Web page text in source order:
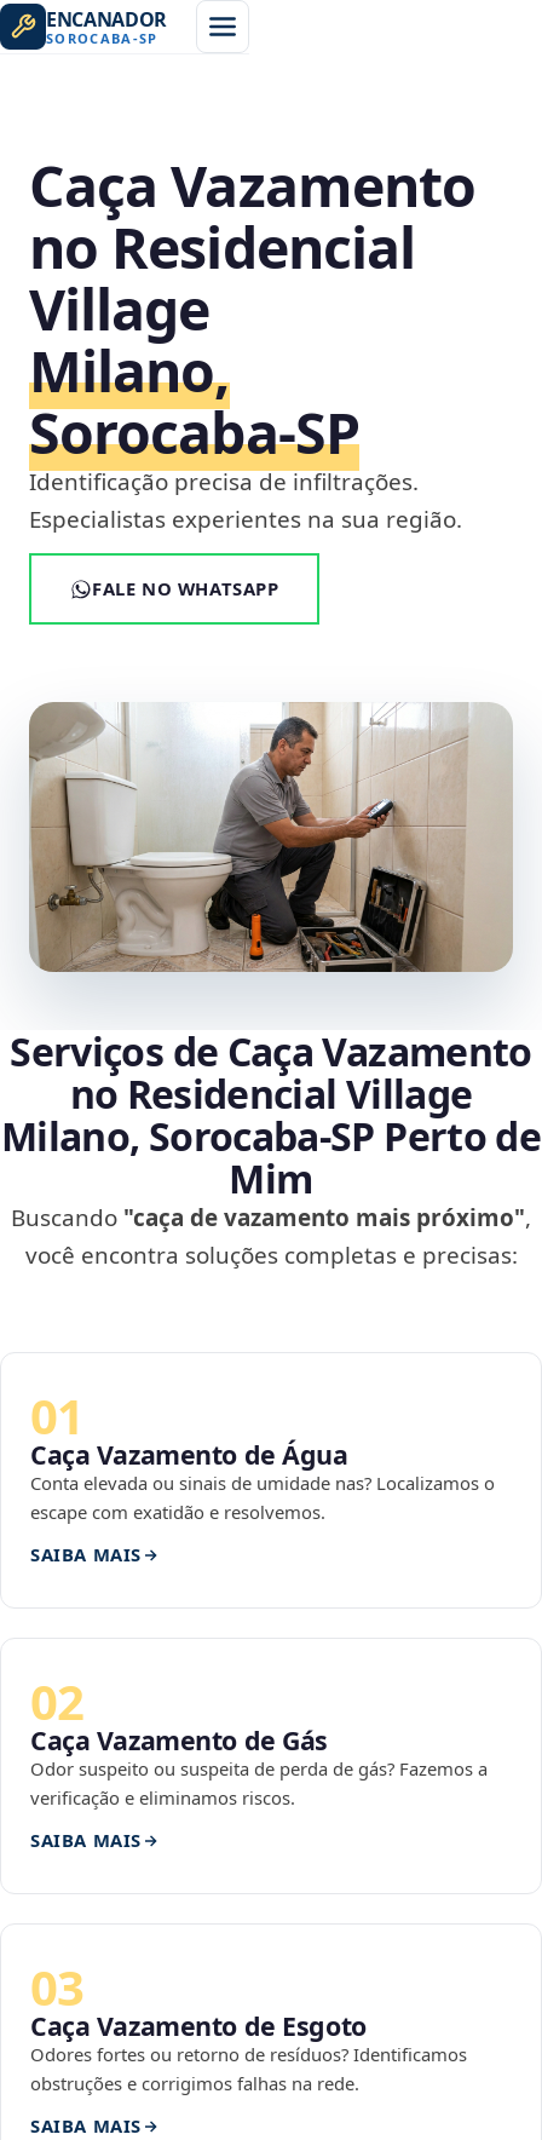
ENCANADOR
SOROCABA -SP
Caça Vazamento
no Residencial
Village
Milano,
Sorocaba‑SP
Identificação precisa de infiltrações.
Especialistas experientes na sua região.
FALE NO WHATSAPP
Serviços de Caça Vazamento
no Residencial Village
Milano, Sorocaba‑SP Perto de
Mim
Buscando "caça de vazamento mais próximo",
você encontra soluções completas e precisas:
01
Caça Vazamento de Água
Conta elevada ou sinais de umidade nas? Localizamos o
escape com exatidão e resolvemos.
SAIBA MAIS
02
Caça Vazamento de Gás
Odor suspeito ou suspeita de perda de gás? Fazemos a
verificação e eliminamos riscos.
SAIBA MAIS
03
Caça Vazamento de Esgoto
Odores fortes ou retorno de resíduos? Identificamos
obstruções e corrigimos falhas na rede.
SAIBA MAIS